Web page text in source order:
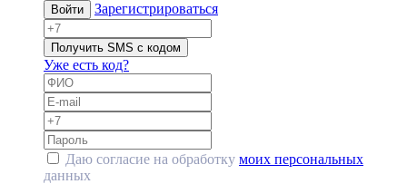
Войти Зарегистрироваться
Получить SMS с кодом
Уже есть код?
Даю согласие на обработку моих персональных
данных